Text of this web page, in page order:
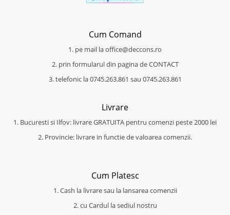
Cum Comand
1. pe mail la office@deccons.ro
2. prin formularul din pagina de CONTACT
3. telefonic la 0745.263.861 sau 0745.263.861
Livrare
1. Bucuresti si Ilfov: livrare GRATUITA pentru comenzi peste 2000 lei
2. Provincie: livrare in functie de valoarea comenzii.
Cum Platesc
1. Cash la livrare sau la lansarea comenzii
2. cu Cardul la sediul nostru